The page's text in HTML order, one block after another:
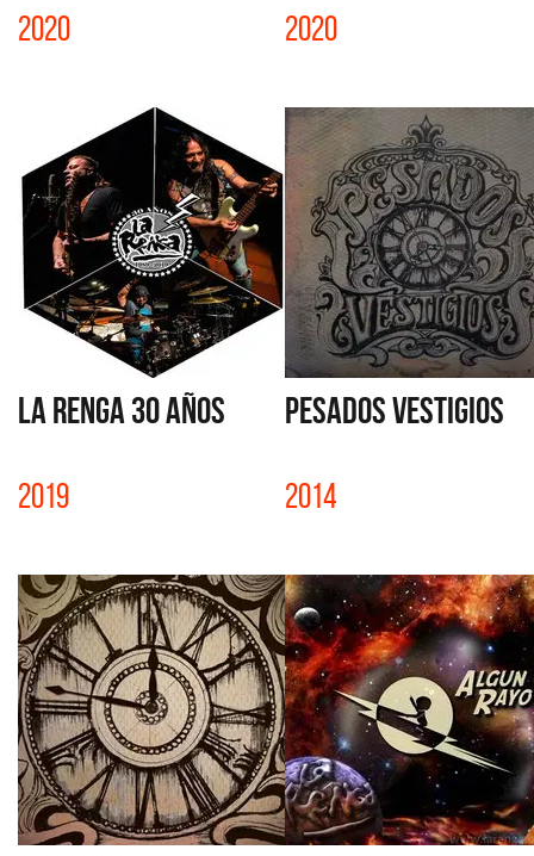
2020 2020
LA RENGA 30 AÑOS
2019
PESADOS VESTIGIOS
2014